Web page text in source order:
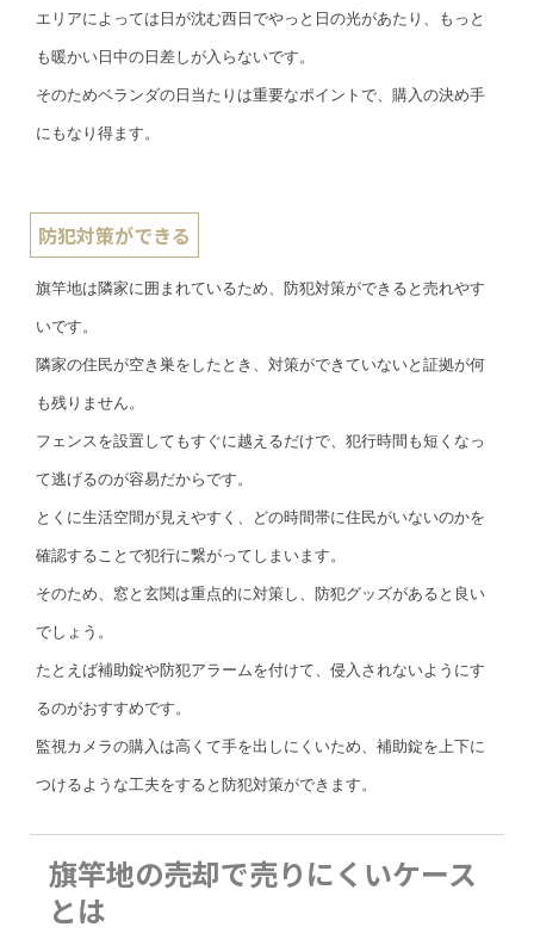
エリアによっては日が沈む西日でやっと日の光があたり、もっと
も暖かい日中の日差しが入らないです。
そのためベランダの日当たりは重要なポイントで、購入の決め手
にもなり得ます。
防犯対策ができる
旗竿地は隣家に囲まれているため、防犯対策ができると売れやす
いです。
隣家の住民が空き巣をしたとき、対策ができていないと証拠が何
も残りません。
フェンスを設置してもすぐに越えるだけで、犯行時間も短くなっ
て逃げるのが容易だからです。
とくに生活空間が見えやすく、どの時間帯に住民がいないのかを
確認することで犯行に繋がってしまいます。
そのため、窓と玄関は重点的に対策し、防犯グッズがあると良い
でしょう。
たとえば補助錠や防犯アラームを付けて、侵入されないようにす
るのがおすすめです。
監視カメラの購入は高くて手を出しにくいため、補助錠を上下に
つけるような工夫をすると防犯対策ができます。
旗竿地の売却で売りにくいケース
とは